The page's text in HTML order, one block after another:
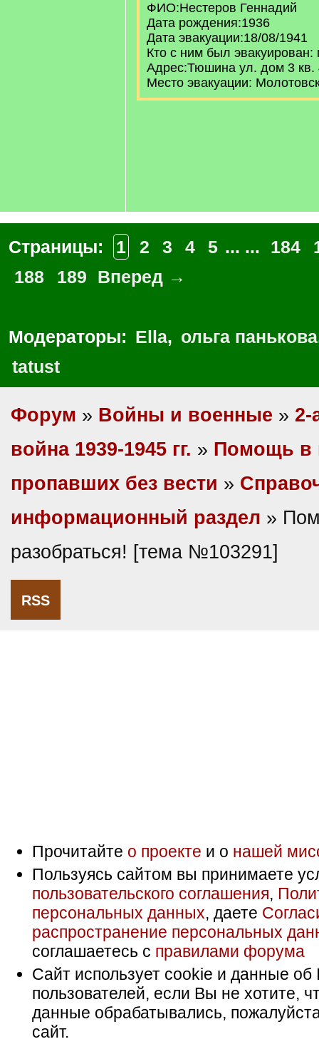
ФИО:Нестеров Геннадий
Дата рождения:1936
Дата эвакуации:18/08/1941
Кто с ним был
Адрес:Тюшина ул. дом 3 кв.
Место эвакуации:
Страницы: 1 2 3 4 5 ... ... 184
188
189 Вперед →
Модераторы: Ella, ольга панькова
tatust
Форум » Войны и военные » 2-
война 1939-1945 гг. » Помощь в
пропавших без вести »
информационный раздел »
разобраться! [тема №103291]
RSS
Прочитайте о проекте и о нашей
Пользуясь сайтом вы принимаете
пользовательского соглашения,
персональных данных, даете
распространение персональных
соглашаетесь с правилами форума
Сайт использует cookie и данные об
пользователей, если Вы не хотите,
данные обрабатывались,
сайт.